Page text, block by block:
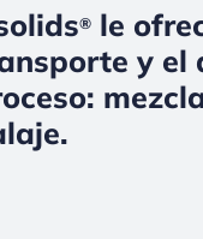
®le
y el